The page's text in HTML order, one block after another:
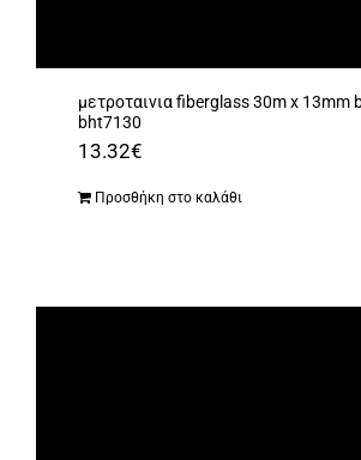
μετροταινια fiberglass 30m x 13mm
bht7130
13.32€
Προσθήκη στο καλάθι